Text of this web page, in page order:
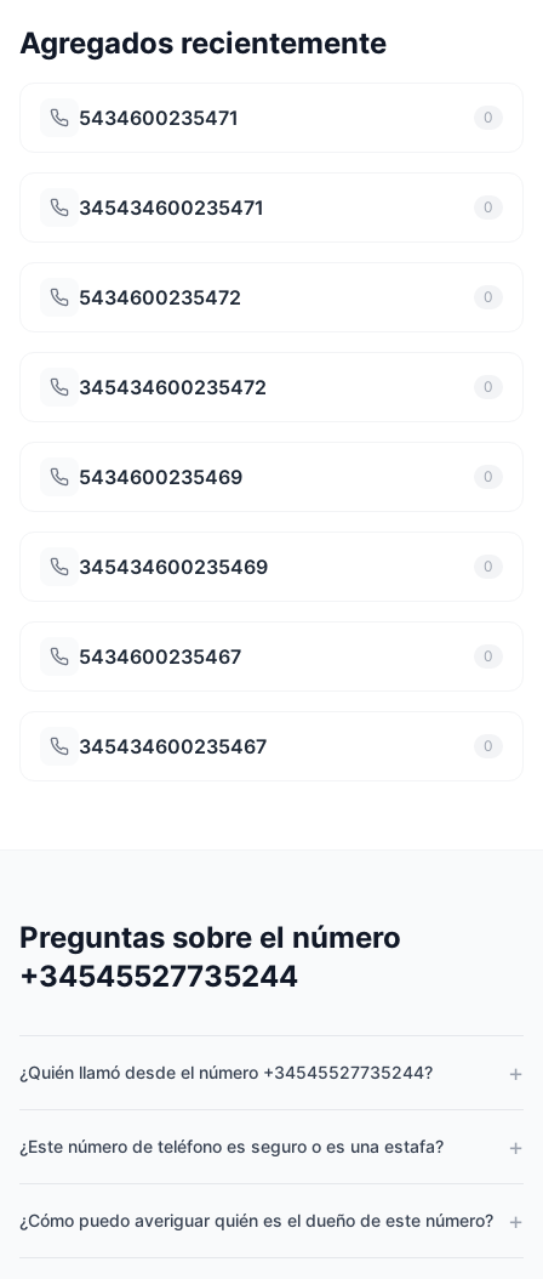
Agregados recientemente
5434600235471 0
345434600235471 0
5434600235472 0
345434600235472 0
5434600235469 0
345434600235469 0
5434600235467 0
345434600235467 0
Preguntas sobre el número
+34545527735244
¿Quién llamó desde el número +34545527735244? +
¿Este número de teléfono es seguro o es una estafa? +
¿Cómo puedo averiguar quién es el dueño de este número? +